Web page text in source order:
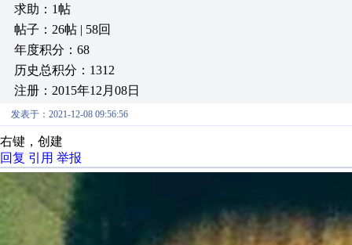
求助：1帖
帖子：26帖 | 58回
年度积分：68
历史总积分：1312
注册：2015年12月08日
发表于：2021-12-08 09:56:56
右键，创建
回复 引用 举报